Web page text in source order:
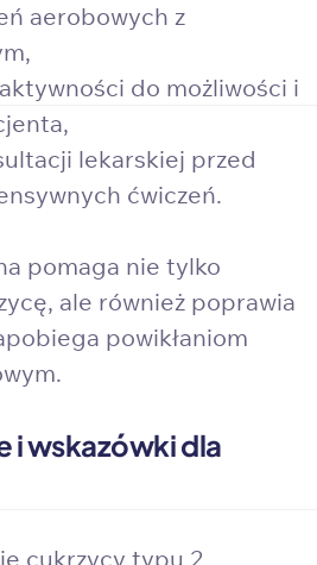
aerobowych z
do możliwości i
lekarskiej przed
ćwiczeń.
pomaga nie tylko
ale również poprawia
powikłaniom
i wskazówki dla
cukrzycy typu 2